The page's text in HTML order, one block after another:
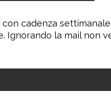
cadenza
Ignorando la mail non